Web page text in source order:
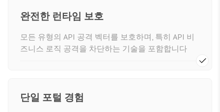
완전한 런타임 보호
모든 유형의 API 공격 벡터를 보호하며, 특히 API 비
즈니스 로직 공격을 차단하는 기술을 포함합니다
단일 포털 경험